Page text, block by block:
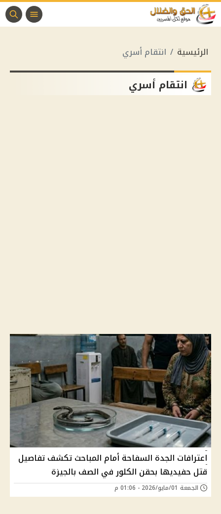
الرئيسية انتقام أسري
انتقام أسري
اعترافات الجدة السفاحة أمام المباحث تكشف تفاصيل
قتل حفيديها بحقن الكلور في الصف بالجيزة
الجمعة 01/مايو/2026 - 01:06 م